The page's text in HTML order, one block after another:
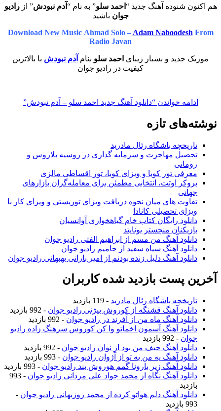
هم اکنون شنوده آهنگ جدید “ احمد سلو” به نام “ آدم نبودش” ازرادیو
جوان باشید
Download New Music Ahmad Solo – Adam Naboodesh From
Radio Javan
موزیک جدید و بسیار زیبای احمد سلو بنام آدم نبودش با بالاترین
کیفیت در رادیو جوان
ادامه خواندن “دانلود آهنگ جدید احمد سلو – آدم نبودش”
نوشته‌های تازه
تاریخچه باشگاه رئال مادرید
تحصیل مهاجرت و سرمایه گذاری در روسیه بلاروس و
رومانی
معرفی تور کوبا و ویزای کوبا، تور اقساطی مالزی
بروکر اوتت، انتخابی مطمئن برای معامله‌گران بازارهای
جهانی
تفاوت های میان نحوه دریافت ویزای توریستی و ویزای کار با
ویزای تحصیلی کانادا
دانلود رایگان کتاب خام گیاهخواری آوانسیان
بازیکنان منچستر یونایتد
دانلود آهنگ من مسم از ابراهیم الفتی رادیو جوان
دانلود آهنگ سیاه سفید از حامیم رادیو جوان
دانلود آهنگ دلیل زنده بودنم از امیر بارانی بهبهانی رادیو جوان
آخرین پست بازدید شده کاربران
تاریخچه باشگاه رئال مادرید - 119 بازدید
دانلود آهنگ قشنگه از کوروش بیژنی رادیو جوان - 992 بازدید
دانلود آهنگ ماه من از آفرند در رادیو جوان - 992 بازدید
دانلود آهنگ آسمون اخماتو وا کن کوروس سرهنگ زاده رادیو
جوان - 992 بازدید
دانلود آهنگ حیف من بود از نوان رادیو جوان - 992 بازدید
دانلود آهنگ یه من یه تو از آژوان رادیو جوان - 993 بازدید
دانلود آهنگ زیر بارونا گمم هوروش بند رادیو جوان - 993 بازدید
دانلود آهنگ نگاه از محمد جواد علی مردانی رادیو جوان
- 993
بازدید
دانلود آهنگ دلم هواتو کرده از محمد روزبهانی رادیو جوان -
993 بازدید